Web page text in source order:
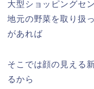
大型ショッピングセ
地元の野菜を取り扱
があれば
そこでは顔の見える
るから